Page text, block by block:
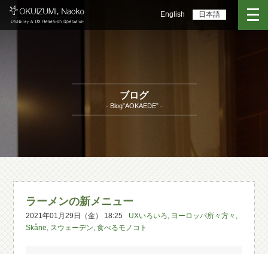
English 日本語
ブログ
- Blog”AOKAEDE” -
ラーメンの新メニュー
2021年01月29日（金） 18:25 UXいろいろ, ヨーロッパ所々方々 ,
Skåne, スウェーデン,食べるモノコト